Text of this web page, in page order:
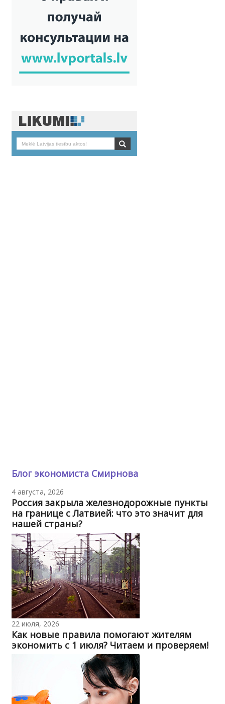
Блог экономиста Смирнова
4 августа, 2026
Россия закрыла железнодорожные пункты
на границе с Латвией: что это значит для
нашей страны?
22 июля, 2026
Как новые правила помогают жителям
экономить с 1 июля? Читаем и проверяем!